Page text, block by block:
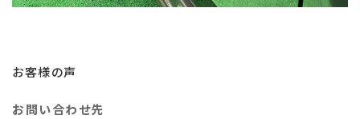
お客様の声
お問い合わせ先